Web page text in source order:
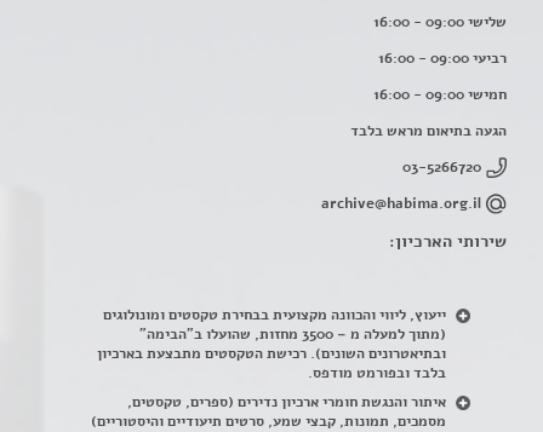
שלישי 09:00 - 16:00
רביעי 09:00 - 16:00
חמישי 09:00 - 16:00
הגעה בתיאום מראש בלבד
03-5266720
archive@habima.org.il
שירותי הארכיון:
ייעוץ, ליווי והכוונה מקצועית בבחירת טקסטים ומונולוגים
(מתוך למעלה מ – 3500 מחזות, שהועלו ב"הבימה"
ובתיאטרונים השונים). רכישת הטקסטים מתבצעת בארכיון
בלבד ובפורמט מודפס.
איתור והנגשת חומרי ארכיון נדירים (ספרים, טקסטים,
מסמכים, תמונות, קבצי שמע, סרטים תיעודיים והיסטוריים)